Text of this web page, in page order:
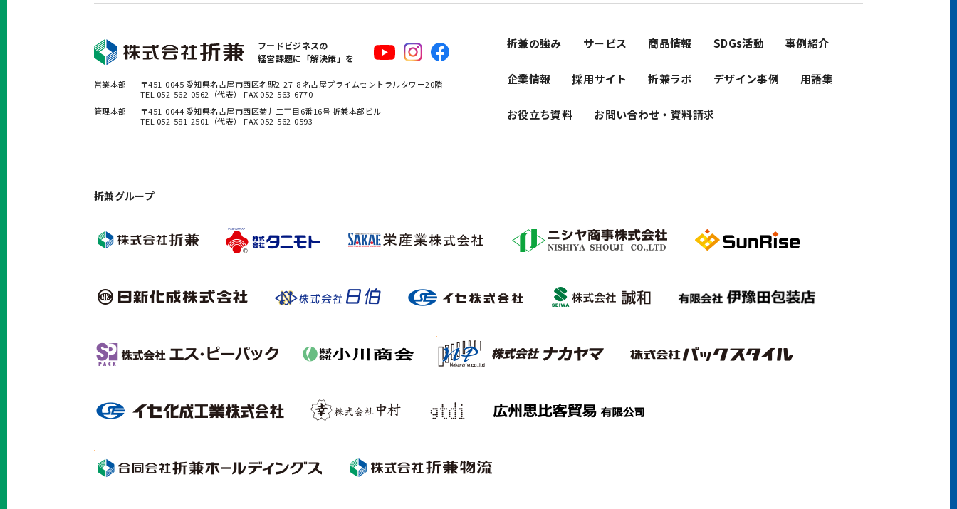
フードビジネスの
経営課題に「解決策」を
営業本部
〒451-0045 愛知県名古屋市西区名駅2-27-8 名古屋プライムセントラルタワー20階
TEL 052-562-0562（代表） FAX 052-563-6770
管理本部
〒451-0044 愛知県名古屋市西区菊井二丁目6番16号 折兼本部ビル
TEL 052-581-2501（代表） FAX 052-562-0593
折兼の強み サービス 商品情報 SDGs活動 事例紹介
企業情報 採用サイト 折兼ラボ デザイン事例 用語集
お役立ち資料 お問い合わせ・資料請求
折兼グループ